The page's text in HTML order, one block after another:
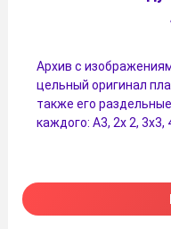
Архив с
цельный оригинал
также его
каждого: А3, 2х 2, 3х3,